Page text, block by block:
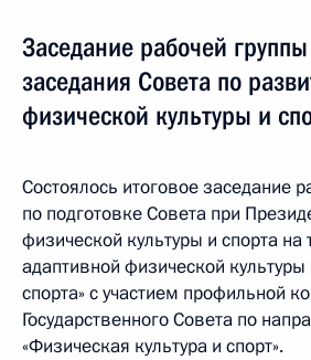
Заседание рабочей
заседания Совета по
физической культуры и
Состоялось итоговое заседание
по подготовке Совета при
физической культуры и спорта на
адаптивной физической культуры
спорта» с участием профильной
Государственного Совета по
«Физическая культура и спорт».